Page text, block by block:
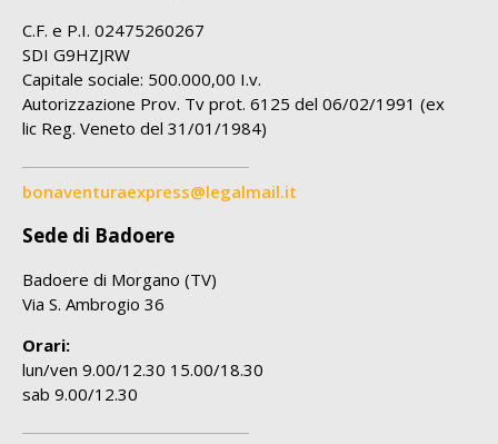
C.F. e P.I. 02475260267
SDI G9HZJRW
Capitale sociale: 500.000,00 I.v.
Autorizzazione Prov. Tv prot. 6125 del 06/02/1991 (ex
lic Reg. Veneto del 31/01/1984)
bonaventuraexpress@legalmail.it
Sede di Badoere
Badoere di Morgano (TV)
Via S. Ambrogio 36
Orari:
lun/ven 9.00/12.30 15.00/18.30
sab 9.00/12.30